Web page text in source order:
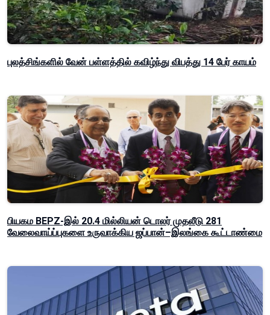
புலத்சிங்களில் வேன் பள்ளத்தில் கவிழ்ந்து விபத்து 14 பேர் காயம்
பியகம BEPZ-இல் 20.4 மில்லியன் டொலர் முதலீடு 281
வேலைவாய்ப்புகளை உருவாக்கிய ஜப்பான்–இலங்கை கூட்டாண்மை